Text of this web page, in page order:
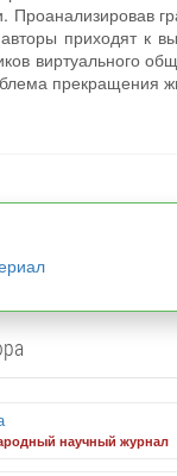
Проанализировав
приходят к
виртуального
прекращения
научный журнал